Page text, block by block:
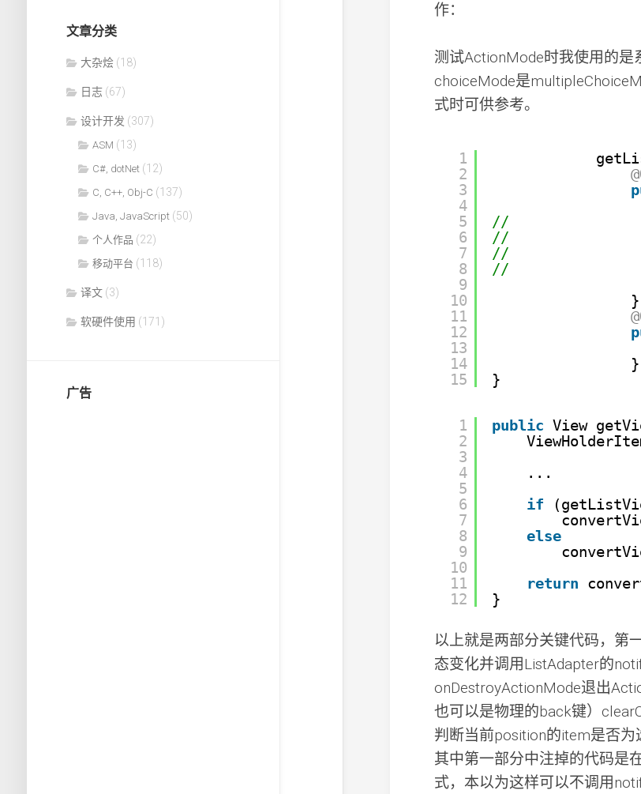
文章分类
大杂烩 (18)
日志(67)
设计开发 (307)
ASM (13)
C#, dotNet(12)
C, C++, Obj-C (137)
Java, JavaScript(50)
个人作品 (22)
移动平台 (118)
译文(3)
软硬件使用 (171)
广告
作：
测试ActionMode时我使用的是
choiceMode是
式时可供参考。
1
2
3
4
5
6
7
8
9
10
11
12
13
14
15
//
//
//
//
}
}
}
1
2
3
4
5
6
7
8
9
10
11
12
public View
...
if
else
return
}
以上就是两部分关键代码，第
态变化并调用ListAdapter的
onDestroyActionMode退出
也可以是物理的back键）
判断当前position的item是否为
其中第一部分中注掉的代码是
式，本以为这样可以不调用